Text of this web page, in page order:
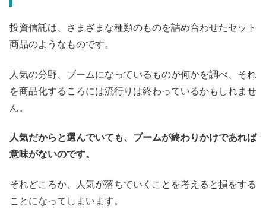
投資信託は、さまざまな種類のものを詰め合わせたセット
商品のようなものです。
人気の分野、ブームになっているものが何かを調べ、それ
を商品化するころには流行りは終わっているかもしれませ
ん。
人気だからと選んでいても、ブームが終わりかけであれば
意味がないのです。
それどころか、人気が落ちていくことを考えると損をする
ことになってしまいます。